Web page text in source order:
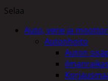
Selaa
Auto, vene ja
Autonhoito
Auton